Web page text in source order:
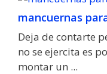
mancuernas
Deja de contarte
no se ejercita es
montar un ...